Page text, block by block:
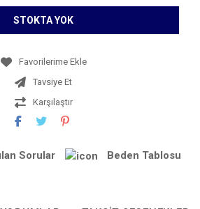
STOKTA YOK
Tavsiye Et
Karşılaştır
Sorular Beden Tablosu